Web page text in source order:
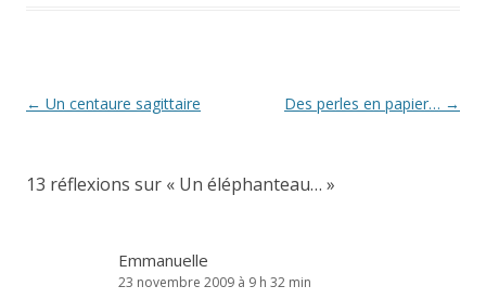
Navigation
← Un centaure sagittaire Des perles en papier… →
13 réflexions sur « Un éléphanteau… »
Emmanuelle
23 novembre 2009 à 9 h 32 min